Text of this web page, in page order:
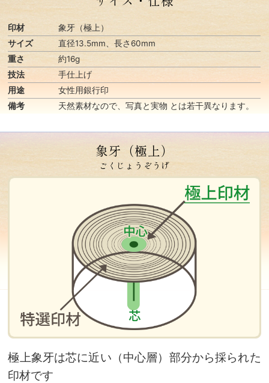
印材
象牙（極上）
サイズ
直径13.5mm、長さ60mm
重さ
約16g
技法
手仕上げ
用途
女性用銀行印
備考
天然素材なので、写真と実物 とは若干異なります。
象牙（極上）
ごくじょうぞうげ
極上象牙は芯に近い（中心層）部分から採られた
印材です